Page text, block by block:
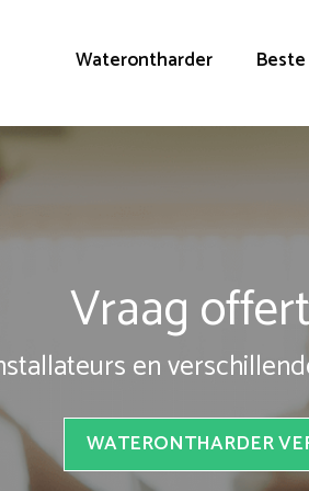
Waterontharder Beste
Vraag
en
WATERONTHARDER